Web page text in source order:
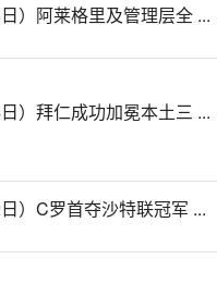
）阿莱格里及管理层全 ...
）拜仁成功加冕本土三 ...
）C罗首夺沙特联冠军 ...